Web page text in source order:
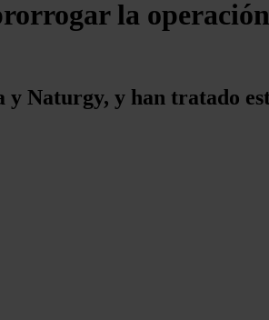
la
y Naturgy, y han tratado